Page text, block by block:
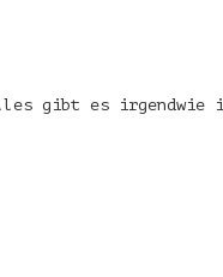
gibt es irgendwie